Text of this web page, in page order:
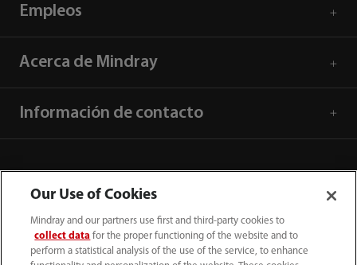
Empleos
Acerca de Mindray
Información de contacto
Our Use of Cookies
Mindray and our partners use first and third-party cookies to
collect data for the proper functioning of the website and to
perform a statistical analysis of the use of the service, to enhance